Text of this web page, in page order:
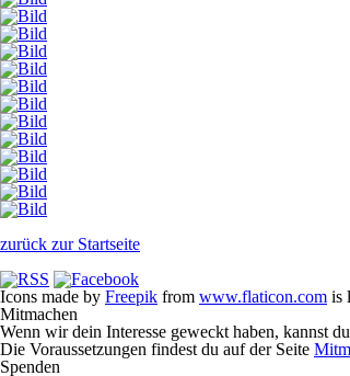
zurück zur Startseite
Icons made by Freepik from www.flaticon.com is
Mitmachen
Wenn wir dein Interesse geweckt haben, kannst
Die Voraussetzungen findest du auf der Seite
Spenden